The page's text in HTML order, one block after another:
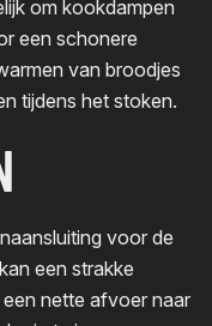
om kookdampen
een schonere
van broodjes
tijdens het stoken.
voor de
een strakke
nette afvoer naar